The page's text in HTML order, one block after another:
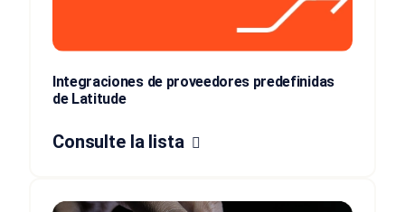
Integraciones de proveedores predefinidas
de Latitude
Consulte la lista